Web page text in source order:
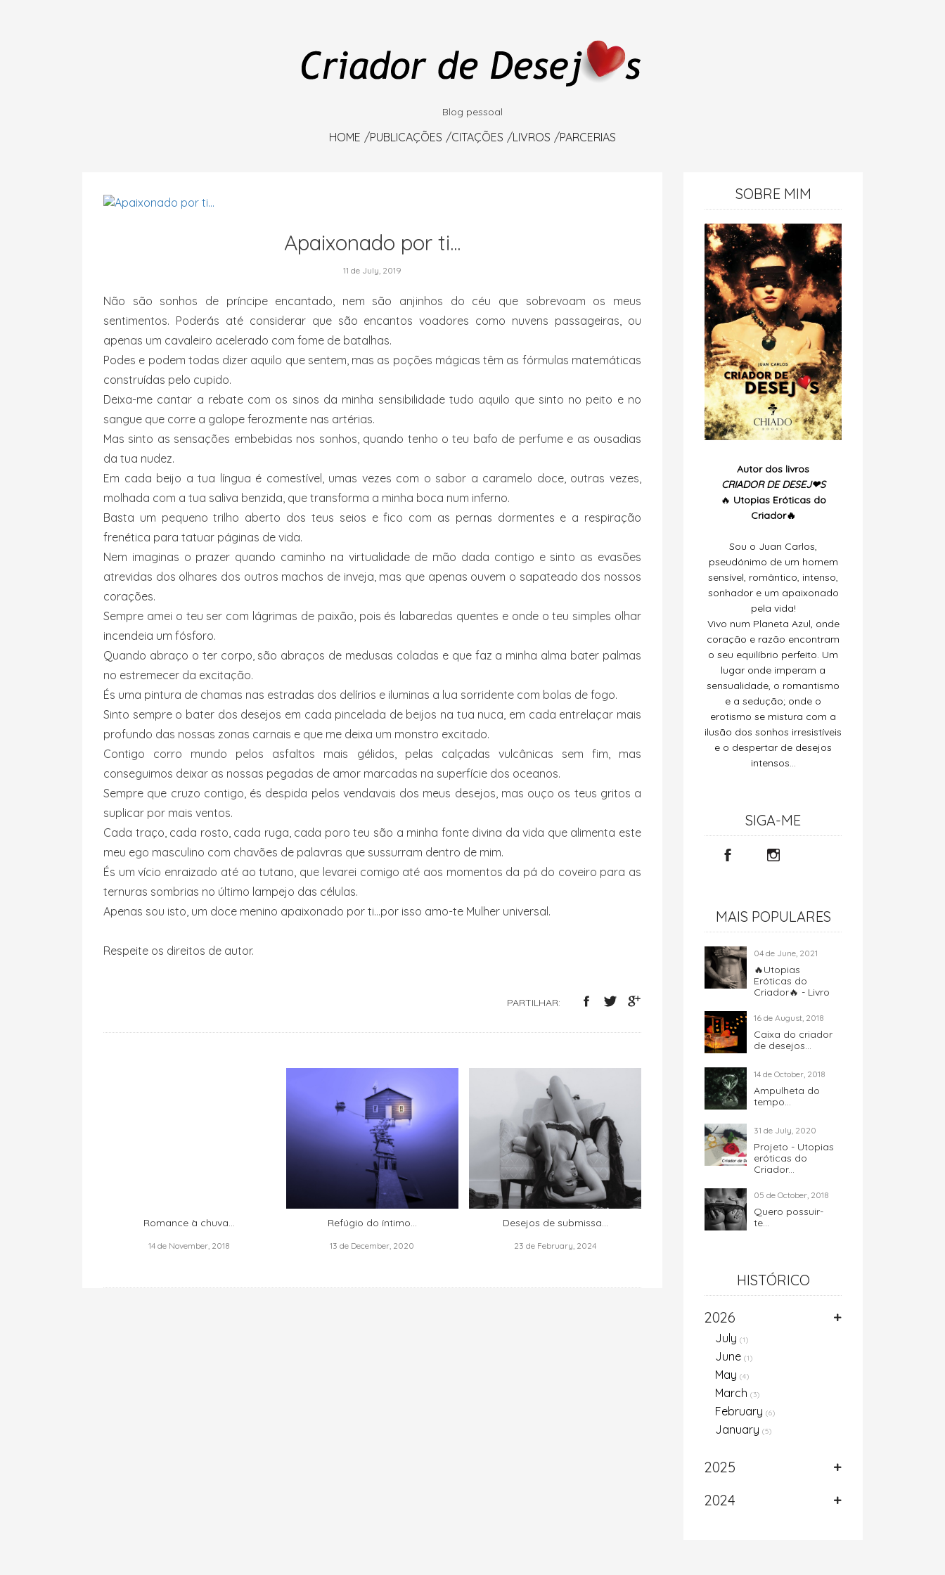
Blog pessoal
HOME PUBLICAÇÕES CITAÇÕES LIVROS PARCERIAS
Apaixonado por ti...
11 de July, 2019
Não são sonhos de príncipe encantado, nem são anjinhos do céu que sobrevoam os meus
sentimentos. Poderás até considerar que são encantos voadores como nuvens passageiras, ou
apenas um cavaleiro acelerado com fome de batalhas.
Podes e podem todas dizer aquilo que sentem, mas as poções mágicas têm as fórmulas matemáticas
construídas pelo cupido.
Deixa-me cantar a rebate com os sinos da minha sensibilidade tudo aquilo que sinto no peito e no
sangue que corre a galope ferozmente nas artérias.
Mas sinto as sensações embebidas nos sonhos, quando tenho o teu bafo de perfume e as ousadias
da tua nudez.
Em cada beijo a tua língua é comestível, umas vezes com o sabor a caramelo doce, outras vezes,
molhada com a tua saliva benzida, que transforma a minha boca num inferno.
Basta um pequeno trilho aberto dos teus seios e fico com as pernas dormentes e a respiração
frenética para tatuar páginas de vida.
Nem imaginas o prazer quando caminho na virtualidade de mão dada contigo e sinto as evasões
atrevidas dos olhares dos outros machos de inveja, mas que apenas ouvem o sapateado dos nossos
corações.
Sempre amei o teu ser com lágrimas de paixão, pois és labaredas quentes e onde o teu simples olhar
incendeia um fósforo.
Quando abraço o ter corpo, são abraços de medusas coladas e que faz a minha alma bater palmas
no estremecer da excitação.
És uma pintura de chamas nas estradas dos delírios e iluminas a lua sorridente com bolas de fogo.
Sinto sempre o bater dos desejos em cada pincelada de beijos na tua nuca, em cada entrelaçar mais
profundo das nossas zonas carnais e que me deixa um monstro excitado.
Contigo corro mundo pelos asfaltos mais gélidos, pelas calçadas vulcânicas sem fim, mas
conseguimos deixar as nossas pegadas de amor marcadas na superfície dos oceanos.
Sempre que cruzo contigo, és despida pelos vendavais dos meus desejos, mas ouço os teus gritos a
suplicar por mais ventos.
Cada traço, cada rosto, cada ruga, cada poro teu são a minha fonte divina da vida que alimenta este
meu ego masculino com chavões de palavras que sussurram dentro de mim.
És um vício enraizado até ao tutano, que levarei comigo até aos momentos da pá do coveiro para as
ternuras sombrias no último lampejo das células.
Apenas sou isto, um doce menino apaixonado por ti…por isso amo-te Mulher universal.
Respeite os direitos de autor.
PARTILHAR:
Romance à chuva…
14 de November, 2018
Refúgio do íntimo…
13 de December, 2020
Desejos de submissa...
23 de February, 2024
SOBRE MIM
Autor dos livros
CRIADOR DE DESEJ❤S
🔥 Utopias Eróticas do
Criador🔥
Sou o Juan Carlos,
pseudónimo de um homem
sensível, romântico, intenso,
sonhador e um apaixonado
pela vida!
Vivo num Planeta Azul, onde
coração e razão encontram
o seu equilíbrio perfeito. Um
lugar onde imperam a
sensualidade, o romantismo
e a sedução; onde o
erotismo se mistura com a
ilusão dos sonhos irresistíveis
e o despertar de desejos
intensos…
SIGA-ME
MAIS POPULARES
04 de June, 2021
🔥Utopias
Eróticas do
Criador🔥 - Livro
16 de August, 2018
Caixa do criador
de desejos...
14 de October, 2018
Ampulheta do
tempo...
31 de July, 2020
Projeto - Utopias
eróticas do
Criador...
05 de October, 2018
Quero possuir-
te...
HISTÓRICO
2026
July (1)
June (1)
May (4)
March (3)
February (6)
January (5)
2025
2024